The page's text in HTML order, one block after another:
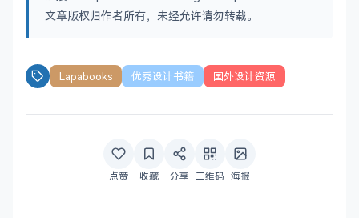
文章版权归作者所有，未经允许请勿转载。
Lapabooks 优秀设计书籍 国外设计资源
点赞 收藏 分享 二维码 海报